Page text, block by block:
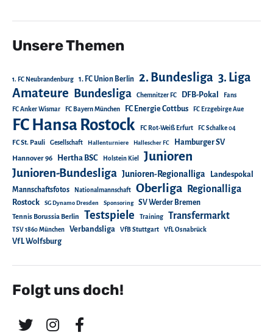
Unsere Themen
1. FC Neubrandenburg 1. FC Union Berlin 2. Bundesliga 3. Liga
Amateure Bundesliga Chemnitzer FC DFB-Pokal Fans
FC Anker Wismar FC Bayern München FC Energie Cottbus FC Erzgebirge Aue
FC Hansa Rostock FC Rot-Weiß Erfurt FC Schalke 04
FC St. Pauli Gesellschaft Hallenturniere Hallescher FC Hamburger SV
Hannover 96 Hertha BSC Holstein Kiel Junioren
Junioren-Bundesliga Junioren-Regionalliga
Landespokal
Mannschaftsfotos
Nationalmannschaft Oberliga Regionalliga
Rostock SG Dynamo Dresden Sponsoring SV Werder Bremen
Tennis Borussia Berlin Testspiele Training Transfermarkt
TSV 1860 München Verbandsliga VfB Stuttgart VfL Osnabrück
VfL Wolfsburg
Folgt uns doch!